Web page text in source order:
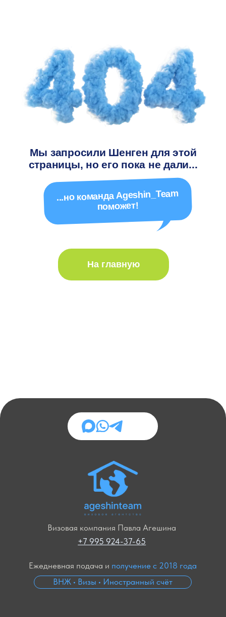
Мы запросили Шенген для этой
страницы, но его пока не дали...
...но команда Ageshin_Team
поможет!
На главную
ИНДИВИДУАЛЬНЫЙ ПРЕДПРИНИМАТЕЛЬ
АГЕШИН ПАВЕЛ СЕРГЕЕВИЧ
ОГРН:318505000013894
БАНК:АО «ТИНЬКОФФ БАНК»
Визовая компания Павла Агешина
Ежедневная подача и получение с 2018 года
®Товарный знак зарегистрирован
ВНЖ • Визы • Иностранный счёт
Получить консультацию